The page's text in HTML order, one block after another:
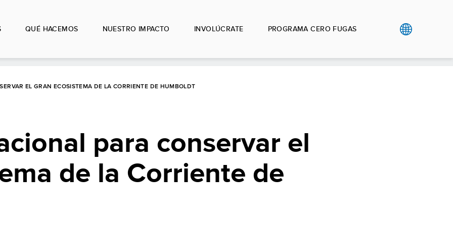
QUÉ HACEMOS NUESTRO IMPACTO INVOLÚCRATE PROGRAMA CERO FUGAS
EL GRAN ECOSISTEMA DE LA CORRIENTE DE HUMBOLDT
para conservar el
de la Corriente de